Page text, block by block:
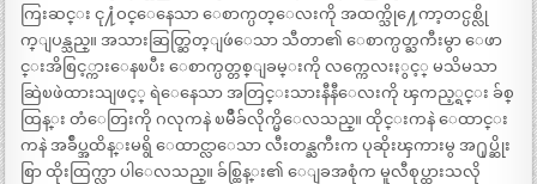
ကြးဆင္း ငု႔ံဝင္ေနေသာ ေစာက္ပတ္ေလးကို အထက္သို႔ေကာ့တင္ပစ္လို
က္ျပန္သည္။ အသားဆြတ္ဆြတ္ျဖဴေသာ သီတာ၏ ေစာက္ပတ္ႀကီးမွာ ေဖာ
င္းအိစြင့္ကားေနၿပီး ေစာက္ပတ္တစ္ျခမ္းကို လက္ကေလးႏွင့္ မသိမသာ
ဆြဲၿဖဲထားသျဖင့္ ရဲေနေသာ အတြင္းသားနီနီေလးကို ၾကည့္ရင္း ခ်စ္
ထြန္း တံေတြးကို ဂလုကနဲ ၿမိဳခ်လိုက္မိေလသည္။ ထိုင္းကနဲ ေထာင္း
ကနဲ အခ်ဳပ္အထိန္းမရွိ ေထာင္လာေသာ လီးတန္ႀကီးက ပုဆိုးၾကားမွ အ႐ုပ္ဆိုး
စြာ ထိုးထြက္လာ ပါေလသည္။ ခ်စ္ထြန္း၏ ေျခအစုံက မူလီစုပ္ထားသလို